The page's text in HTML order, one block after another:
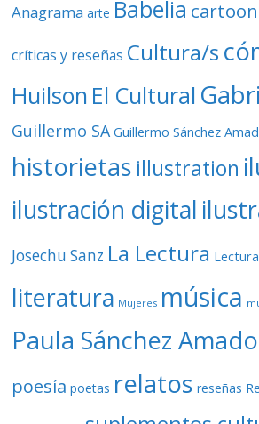
Anagrama arte Babelia cartoon
críticas y reseñas Cultura/s
Huilson El Cultural
Guillermo SA Guillermo Sánchez
historietas illustration
ilustración digital
Josechu Sanz La Lectura
literatura Mujeres música
Paula Sánchez
poesía poetas relatos reseñas